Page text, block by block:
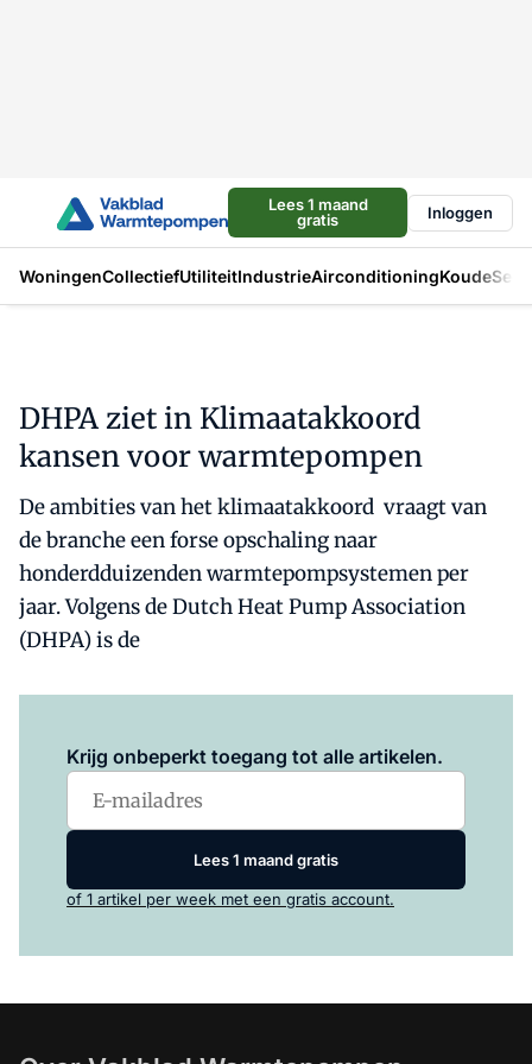
Lees 1 maand
gratis
Inloggen
WoningenCollectiefUtiliteitIndustrieAirconditioningKoude
DHPA ziet in Klimaatakkoord
kansen voor warmtepompen
De ambities van het klimaatakkoord vraagt van
de branche een forse opschaling naar
honderdduizenden warmtepompsystemen per
jaar. Volgens de Dutch Heat Pump Association
(DHPA) is de
Krijg onbeperkt toegang tot alle artikelen.
Lees 1 maand gratis
of 1 artikel per week met een gratis account.